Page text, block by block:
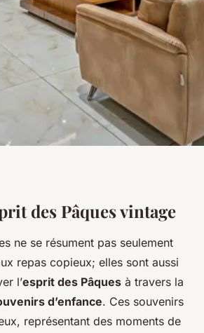
vintage : comment
des Pâques
5 min de lecture
des Pâques vintage
ne se résument pas seulement
repas copieux; elles sont aussi
l’esprit des Pâques à travers la
d’enfance. Ces souvenirs
représentant des moments de